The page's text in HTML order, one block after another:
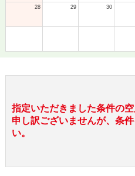
28 29 30
指定いただきました条件の
申し訳ございませんが、条
い。